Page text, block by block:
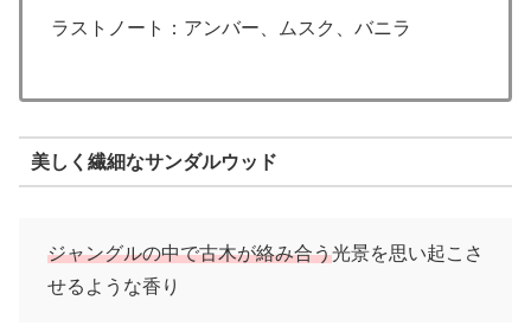
ラストノート：アンバー、ムスク、バニラ
美しく繊細なサンダルウッド
ジャングルの中で古木が絡み合う光景を思い起こさ
せるような香り